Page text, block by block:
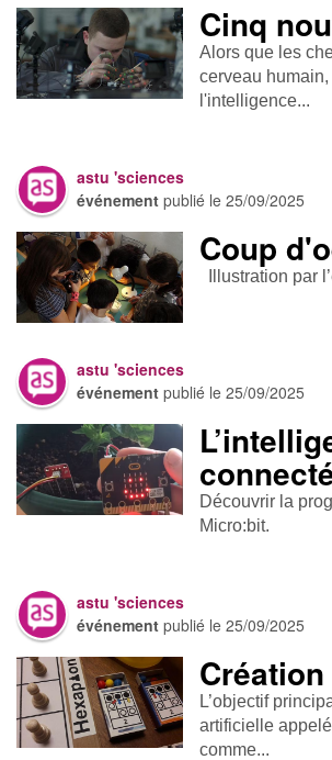
Cinq
Alors que les
cerveau
l'intelligence...
astu 'sciences
événement publié le25/09/2025
Coup
Illustration par
astu 'sciences
événement publié le25/09/2025
Découvrir la
Micro:bit.
astu 'sciences
événement publié le25/09/2025
L’objectif
artificielle
comme...